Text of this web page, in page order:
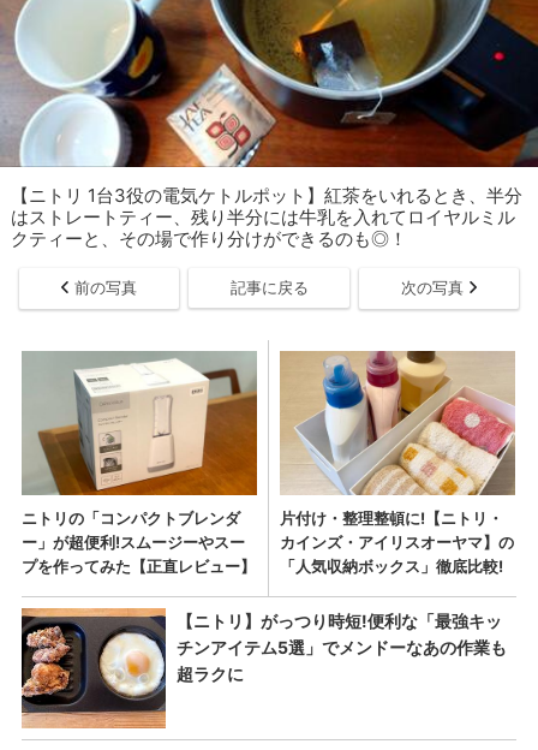
【ニトリ 1台3役の電気ケトルポット】紅茶をいれるとき、半分
はストレートティー、残り半分には牛乳を入れてロイヤルミル
クティーと、その場で作り分けができるのも◎！
前の写真 記事に戻る 次の写真